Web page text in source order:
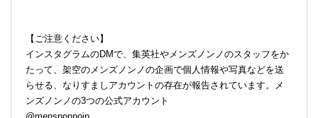
【ご注意ください】
インスタグラムのDMで、集英社やメンズノンノのスタッフをか
たって、架空のメンズノンノの企画で個人情報や写真などを送
らせる、なりすましアカウントの存在が報告されています。メ
ンズノンノの3つの公式アカウント